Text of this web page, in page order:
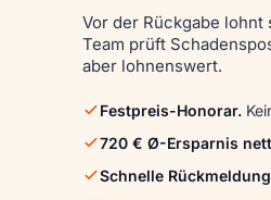
Vor der Rückgabe
Team prüft
aber lohnenswert.
Festpreis-Honorar.
720 € Ø-Ersparnis
Schnelle Rückmeldung